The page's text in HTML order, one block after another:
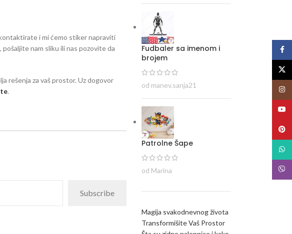
i mi ćemo stiker napraviti
nam sliku ili nas pozovite da
rešenja za vaš prostor. Uz dogovor
.
Subscribe
Fudbaler sa imenom i
brojem
od manev.sanja21
Patrolne Šape
od Marina
Magija svakodnevnog života
Transformišite Vaš Prostor
Viber